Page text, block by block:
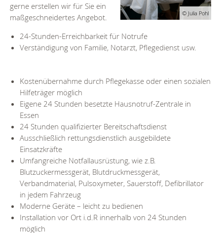
© Julia Pohl
gerne erstellen wir für Sie ein
maßgeschneidertes Angebot.
24-Stunden-Erreichbarkeit für Notrufe
Verständigung von Familie, Notarzt, Pflegedienst usw.
Kostenübernahme durch Pflegekasse oder einen sozialen
Hilfeträger möglich
Eigene 24 Stunden besetzte Hausnotruf-Zentrale in
Essen
24 Stunden qualifizierter Bereitschaftsdienst
Ausschließlich rettungsdienstlich ausgebildete
Einsatzkräfte
Umfangreiche Notfallausrüstung, wie z.B.
Blutzuckermessgerät, Blutdruckmessgerät,
Verbandmaterial, Pulsoxymeter, Sauerstoff, Defibrillator
in jedem Fahrzeug
Moderne Geräte – leicht zu bedienen
Installation vor Ort i.d.R innerhalb von 24 Stunden
möglich